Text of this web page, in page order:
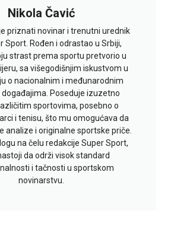
Nikola Čavić
priznati novinar i trenutni urednik
Sport. Rođen i odrastao u Srbiji,
strast prema sportu pretvorio u
sa višegodišnjim iskustvom u
o nacionalnim i međunarodnim
Poseduje izuzetno
sportovima, posebno o
i tenisu, što mu omogućava da
analize i originalne sportske priče.
na čelu redakcije Super Sport,
da održi visok standard
i tačnosti u sportskom
novinarstvu.